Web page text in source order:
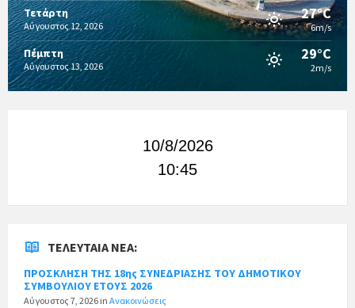
Τετάρτη
Αύγουστος 12, 2026
27°C
6m/s
Πέμπτη
Αύγουστος 13, 2026
29°C
2m/s
10/8/2026
10:45
ΤΕΛΕΥΤΑΊΑ ΝΈΑ:
ΠΡΟΣΚΛΗΣΗ ΤΗΣ 18ης ΣΥΝΕΔΡΙΑΣΗΣ ΤΟΥ ΔΗΜΟΤΙΚΟΥ
ΣΥΜΒΟΥΛΙΟΥ ΕΤΟΥΣ 2026
Αύγουστος 7, 2026 in Ανακοινώσεις